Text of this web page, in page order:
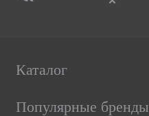
Каталог
Популярные бренды